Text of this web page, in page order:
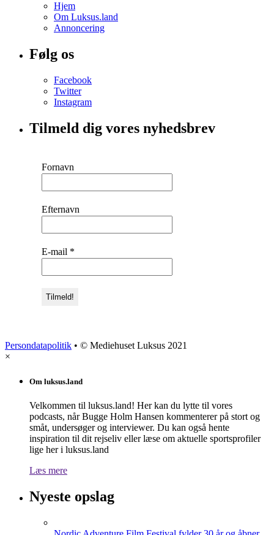
Hjem
Om Luksus.land
Annoncering
Følg os
Facebook
Twitter
Instagram
Tilmeld dig vores nyhedsbrev
Fornavn
Efternavn
E-mail *
Persondatapolitik • © Mediehuset Luksus 2021
×
Om luksus.land
Velkommen til luksus.land! Her kan du lytte til vores
podcasts, når Bugge Holm Hansen kommenterer på stort og
småt, undersøger og interviewer. Du kan også hente
inspiration til dit rejseliv eller læse om aktuelle sportsprofiler
lige her i luksus.land
Læs mere
Nyeste opslag